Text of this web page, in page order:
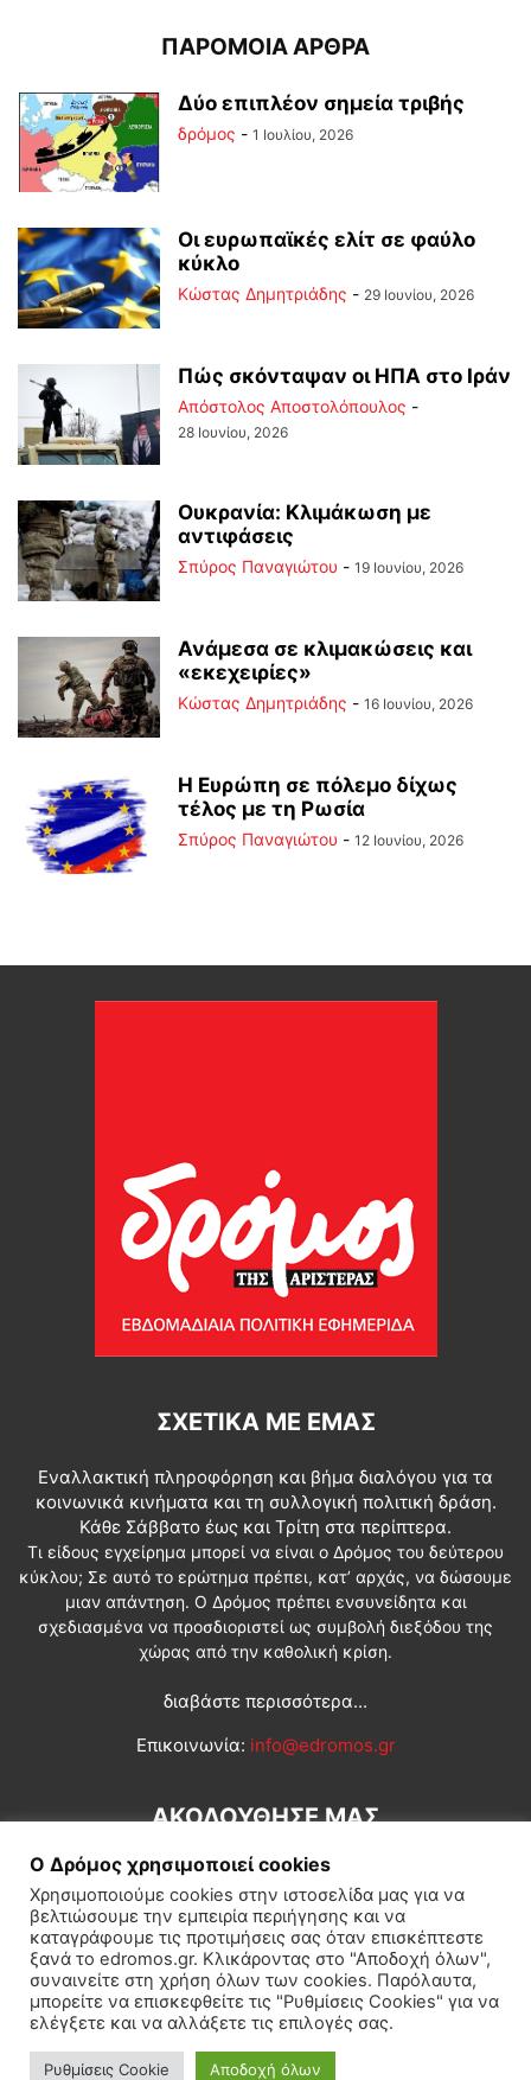
ΠΑΡΟΜΟΙΑ ΑΡΘΡΑ
Δύο επιπλέον σημεία τριβής
δρόμος - 1 Ιουλίου, 2026
Οι ευρωπαϊκές ελίτ σε φαύλο
κύκλο
Kώστας Δημητριάδης - 29 Ιουνίου, 2026
Πώς σκόνταψαν οι ΗΠΑ στο Ιράν
Απόστολος Αποστολόπουλος -
28 Ιουνίου, 2026
Ουκρανία: Κλιμάκωση με
αντιφάσεις
Σπύρος Παναγιώτου - 19 Ιουνίου, 2026
Ανάμεσα σε κλιμακώσεις και
«εκεχειρίες»
Kώστας Δημητριάδης - 16 Ιουνίου, 2026
Η Ευρώπη σε πόλεμο δίχως
τέλος με τη Ρωσία
Σπύρος Παναγιώτου - 12 Ιουνίου, 2026
ΣΧΕΤΙΚΆ ΜΕ ΕΜΆΣ
Εναλλακτική πληροφόρηση και βήμα διαλόγου για τα
κοινωνικά κινήματα και τη συλλογική πολιτική δράση.
Κάθε Σάββατο έως και Τρίτη στα περίπτερα.
Τι είδους εγχείρημα μπορεί να είναι ο Δρόμος του δεύτερου
κύκλου; Σε αυτό το ερώτημα πρέπει, κατ’ αρχάς, να δώσουμε
μιαν απάντηση. Ο Δρόμος πρέπει ενσυνείδητα και
σχεδιασμένα να προσδιοριστεί ως συμβολή διεξόδου της
χώρας από την καθολική κρίση.
διαβάστε περισσότερα...
Επικοινωνία: info@edromos.gr
ΑΚΟΛΟΥΘΗΣΕ ΜΑΣ
Εγγραφή συνδρομητή Πολιτική Διεθνή Κοινωνία
Πολιτισμός Αφιερώματα
Ο Δρόμος χρησιμοποιεί cookies
Χρησιμοποιούμε cookies στην ιστοσελίδα μας για να
βελτιώσουμε την εμπειρία περιήγησης και να
καταγράφουμε τις προτιμήσεις σας όταν επισκέπτεστε
ξανά το edromos.gr. Κλικάροντας στο "Αποδοχή όλων",
συναινείτε στη χρήση όλων των cookies. Παρόλαυτα,
μπορείτε να επισκεφθείτε τις "Ρυθμίσεις Cookies" για να
ελέγξετε και να αλλάξετε τις επιλογές σας.
Ρυθμίσεις Cookie Αποδοχή όλων